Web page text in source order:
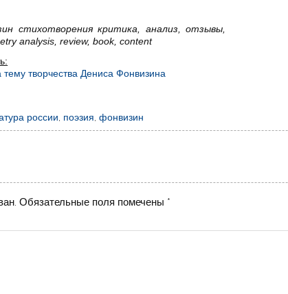
стихотворения критика, анализ, отзывы,
analysis, review, book, content
тему творчества Дениса Фонвизина
россии поэзия фонвизин
Обязательные поля помечены *